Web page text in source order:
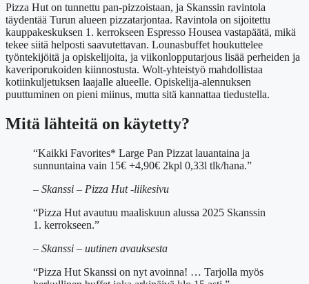
Pizza Hut on tunnettu pan-pizzoistaan, ja Skanssin ravintola
täydentää Turun alueen pizzatarjontaa. Ravintola on sijoitettu
kauppakeskuksen 1. kerrokseen Espresso Housea vastapäätä, mikä
tekee siitä helposti saavutettavan. Lounasbuffet houkuttelee
työntekijöitä ja opiskelijoita, ja viikonlopputarjous lisää perheiden ja
kaveriporukoiden kiinnostusta. Wolt-yhteistyö mahdollistaa
kotiinkuljetuksen laajalle alueelle. Opiskelija-alennuksen
puuttuminen on pieni miinus, mutta sitä kannattaa tiedustella.
Mitä lähteitä on käytetty?
“Kaikki Favorites* Large Pan Pizzat lauantaina ja
sunnuntaina vain 15€ +4,90€ 2kpl 0,33l tlk/hana.”
– Skanssi – Pizza Hut -liikesivu
“Pizza Hut avautuu maaliskuun alussa 2025 Skanssin
1. kerrokseen.”
– Skanssi – uutinen avauksesta
“Pizza Hut Skanssi on nyt avoinna! … Tarjolla myös